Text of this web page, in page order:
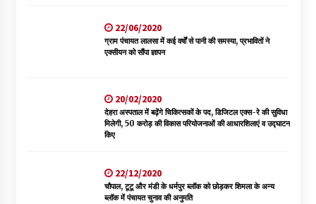
22/06/2020
ग्राम पंचायत लालसा में कई वर्षों से पानी की समस्या, प्रभावितों ने
एक्सीयन को सौंपा ज्ञापन
20/02/2020
देहरा अस्पताल में बढ़ेंगे चिकित्सकों के पद, डिजिटल एक्स-रे की सुविधा
मिलेगी, 50 करोड़ की विकास परियोजनाओं की आधारशिलाएं व उद्घाटन
किए
22/12/2020
चौपाल, टूटू और मंडी के धर्मपुर ब्लॉक को छोड़कर शिमला के अन्य
ब्लॉक में पंचायत चुनाव की अनुमति